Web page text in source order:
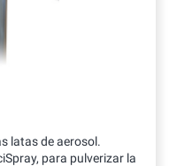
latas de aerosol.
para pulverizar la